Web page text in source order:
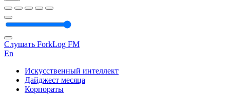
Слушать ForkLog FM
En
Искусственный интеллект
Дайджест месяца
Корпораты